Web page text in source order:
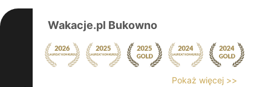
Wakacje.pl Bukowno
Pokaż więcej >>